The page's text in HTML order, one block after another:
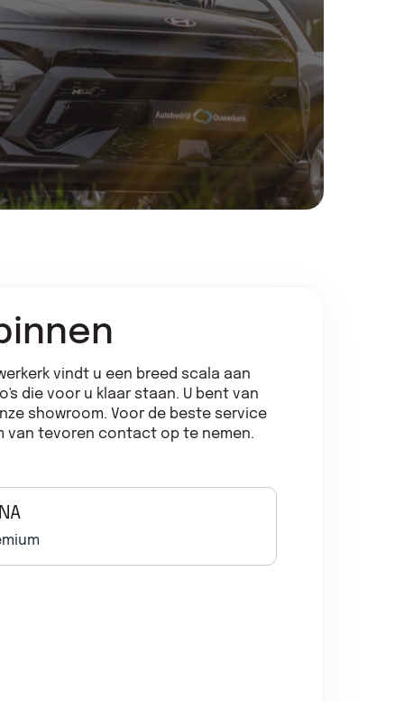
vindt u een breed scala aan
die voor u klaar staan. U bent van
showroom. Voor de beste service
van tevoren contact op te nemen.